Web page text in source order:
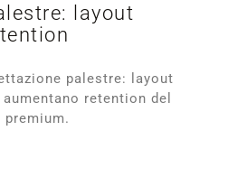
layout
palestre: layout
retention del